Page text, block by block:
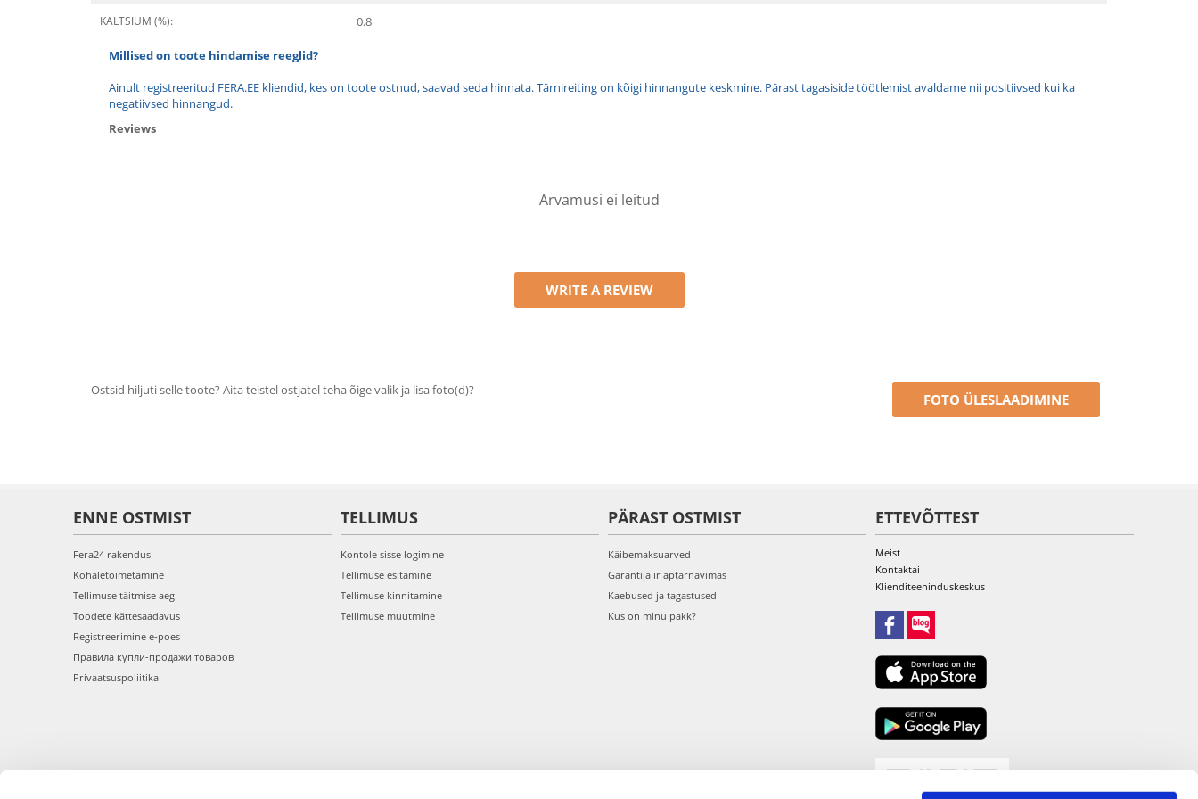
KALTSIUM (%): 0.8
Millised on toote hindamise reeglid?
Ainult registreeritud FERA.EE kliendid, kes on toote ostnud, saavad seda hinnata. Tärnireiting on kõigi hinnangute keskmine. Pärast tagasiside töötlemist avaldame nii positiivsed kui ka
negatiivsed hinnangud.
Reviews
Arvamusi ei leitud
WRITE A REVIEW
Ostsid hiljuti selle toote? Aita teistel ostjatel teha õige valik ja lisa foto(d)?
FOTO ÜLESLAADIMINE
ENNE OSTMIST
Fera24 rakendus
Kohaletoimetamine
Tellimuse täitmise aeg
Toodete kättesaadavus
Registreerimine e-poes
Правила купли-продажи товаров
Privaatsuspoliitika
TELLIMUS
Kontole sisse logimine
Tellimuse esitamine
Tellimuse kinnitamine
Tellimuse muutmine
PÄRAST OSTMIST
Käibemaksuarved
Garantija ir aptarnavimas
Kaebused ja tagastused
Kus on minu pakk?
ETTEVÕTTEST
Meist
Kontaktai
Klienditeeninduskeskus